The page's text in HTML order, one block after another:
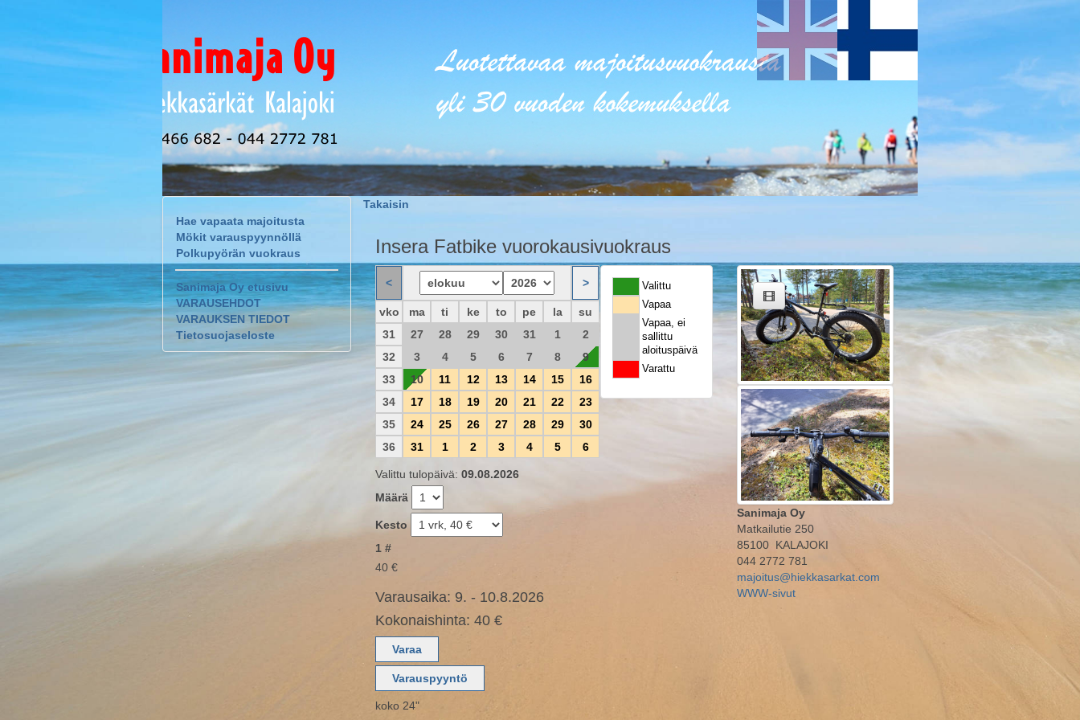
Hae vapaata majoitusta
Mökit varauspyynnöllä
Polkupyörän vuokraus
Sanimaja Oy etusivu
VARAUSEHDOT
VARAUKSEN TIEDOT
Tietosuojaseloste
Takaisin
Insera Fatbike vuorokausivuokraus
Sanimaja Oy
Matkailutie 250
85100 KALAJOKI
044 2772 781
majoitus@hiekkasarkat.com
WWW-sivut
Valittu
Vapaa
Vapaa, ei
sallittu
aloituspäivä
Varattu
vko ma ti ke to pe la
su
31
27 28 29 30 31 1
2
32
3 4 5 6 7 8
9
33
10 11 12 13 14 15
16
34
17 18 19 20 21 22
23
35
24 25 26 27 28 29
30
36
31 1 2 3 4 5 6
Valittu tulopäivä: 09.08.2026
Määrä
Kesto
1 #
40 €
Varausaika: 9. - 10.8.2026
Kokonaishinta: 40 €
koko 24"